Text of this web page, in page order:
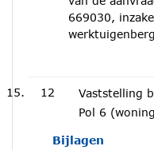
669030,
12
Vaststelling
Pol 6
Bijlagen